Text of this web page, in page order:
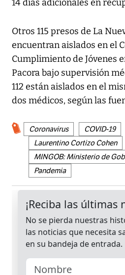
14 días adicionales en
Otros 115 presos de La
encuentran aislados en el
Cumplimiento de Jóvenes
Pacora bajo supervisión
112 están aislados en el
dos médicos, según las
Coronavirus
COVID-19
Laurentino Cortizo Cohen
MINGOB: Ministerio de
Pandemia